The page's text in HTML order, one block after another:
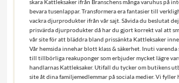
skara Kattleksaker ifrån Branschens många varuhus på
bevara tusenlappar. Transformera era fantasier till
vackra djurprodukter ifrån vår sajt. Såvida du beslutat
prisvärda djurprodukter då har du gjort korrekt val att
vår site för att bläddra bland prissänkta Kattleksaker
Vår hemsida innehar blott klass & säkerhet. Inuti varenda
till tillbörliga reakuponger som erbjuder mycket lägre
handlarnas Kattleksaker. Utifall du tycker om butikens
site åt dina familjemedlemmar på sociala medier. Vi fyller